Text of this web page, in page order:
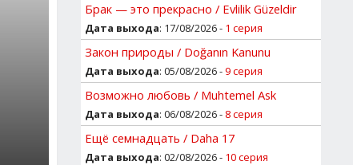
Брак — это прекрасно / Evlilik Güzeldir
Дата выхода: 17/08/2026 - 1 серия
Закон природы / Doğanın Kanunu
Дата выхода: 05/08/2026 -9 серия
Возможно любовь / Muhtemel Ask
Дата выхода: 06/08/2026 - 8 серия
Ещё семнадцать / Daha 17
Дата выхода: 02/08/2026 - 10 серия